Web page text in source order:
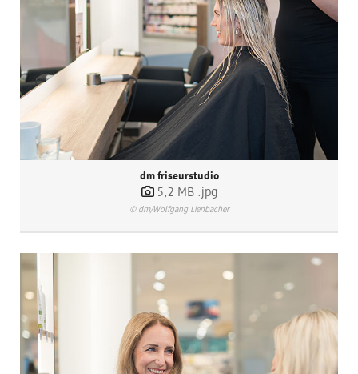
dm Logistik
dm Online Shop
PAYBACK
Über dm
Pressekontakt
dm friseurstudio
5,2 MB .jpg
© dm/Wolfgang Lienbacher